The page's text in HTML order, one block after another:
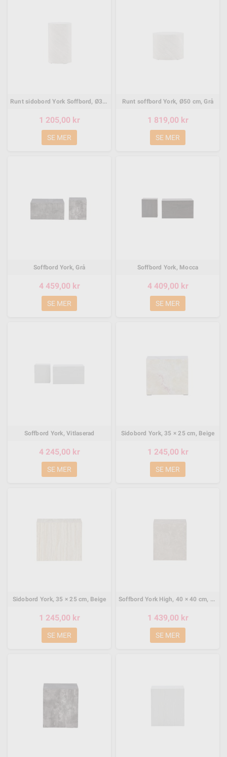
Runt sidobord York Soffbord, Ø30 cm, Grå
1 205,00 kr
SE MER
Runt soffbord York, Ø50 cm, Grå
1 819,00 kr
SE MER
Soffbord York, Grå
4 459,00 kr
SE MER
Soffbord York, Mocca
4 409,00 kr
SE MER
Soffbord York, Vitlaserad
4 245,00 kr
SE MER
Sidobord York, 35 × 25 cm, Beige
1 245,00 kr
SE MER
Sidobord York, 35 × 25 cm, Beige
1 245,00 kr
SE MER
Soffbord York High, 40 × 40 cm, Beige
1 439,00 kr
SE MER